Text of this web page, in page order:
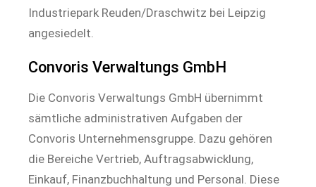
Industriepark Reuden/Draschwitz bei Leipzig
angesiedelt.
Convoris Verwaltungs GmbH
Die Convoris Verwaltungs GmbH übernimmt
sämtliche administrativen Aufgaben der
Convoris Unternehmensgruppe. Dazu gehören
die Bereiche Vertrieb, Auftragsabwicklung,
Einkauf, Finanzbuchhaltung und Personal. Diese